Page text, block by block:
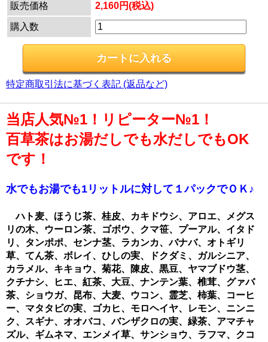
販売価格 2,160円(税込)
購入数
特定商取引法に基づく表記 (返品など)
当店人気№1！リピーター№1！
百草茶はお湯だしでも水だしでもOK
です！
水でもお湯でも1リットルに対して１パックでＯＫ♪
ハト麦、ほうじ茶、桂皮、カキドウシ、アロエ、メグス
リの木、ウーロン茶、ゴボウ、クマ笹、プーアル、イタド
リ、タンポポ、センナ茎、ラカンカ、バナバ、オトギリ
草、てん茶、ボレイ、ひしの実、ドクダミ、ガルシニア、
カラメル、キキョウ、菊花、陳皮、黒豆、ヤマブドウ茎、
クチナシ、ヒエ、紅茶、大豆、ナンテン葉、椎茸、グァバ
茶、ショウガ、昆布、大麦、ウコン、霊芝、柿葉、コーヒ
ー、マタタビの実、ゴカヒ、モロヘイヤ、レモン、ニンニ
ク、スギナ、オオバコ、バンザクロの実、緑茶、アマチャ
ズル、ギムネマ、エンメイ草、サンショウ、ラフマ、クコ